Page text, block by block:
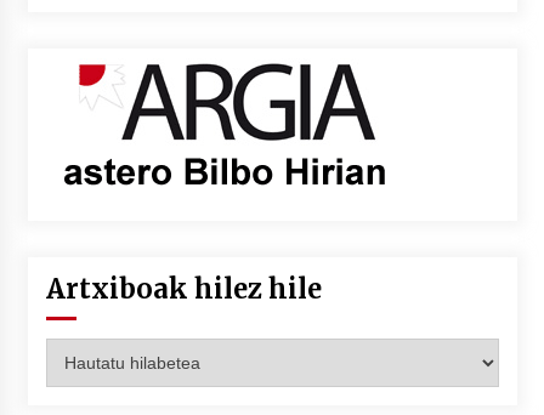
Artxiboak hilez hile
hilez